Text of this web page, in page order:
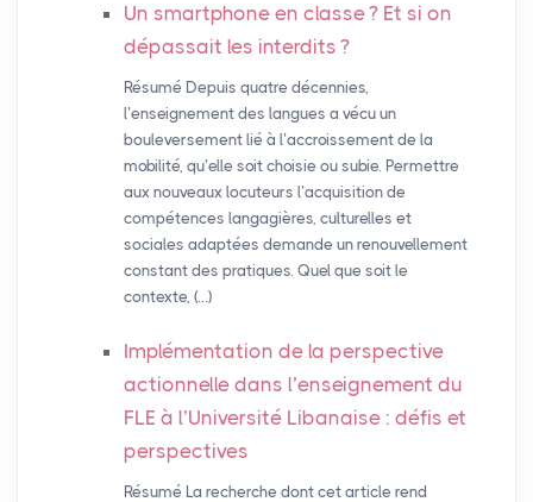
Un smartphone en classe? Et si on
dépassait les interdits ?
Résumé Depuis quatre décennies,
l’enseignement des langues a vécu un
bouleversement lié à l’accroissement de la
mobilité, qu’elle soit choisie ou subie. Permettre
aux nouveaux locuteurs l’acquisition de
compétences langagières, culturelles et
sociales adaptées demande un renouvellement
constant des pratiques. Quel que soit le
contexte, (…)
Implémentation de la perspective
actionnelle dans l’enseignement du
FLE à l’Université Libanaise : défis et
perspectives
Résumé La recherche dont cet article rend